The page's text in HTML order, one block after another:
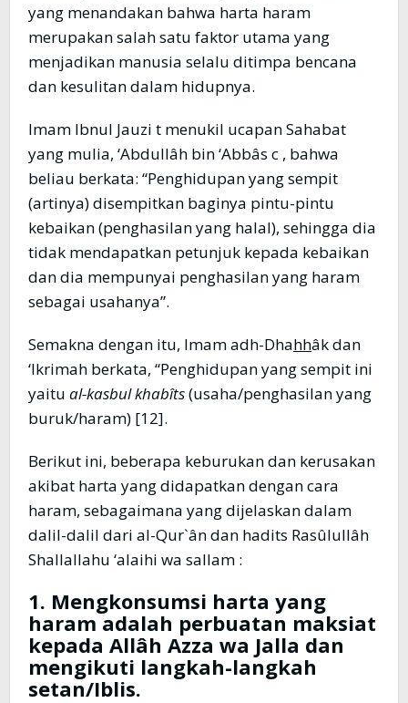
yang menandakan bahwa harta haram
merupakan salah satu faktor utama yang
menjadikan manusia selalu ditimpa bencana
dan kesulitan dalam hidupnya.
Imam Ibnul Jauzi t menukil ucapan Sahabat
yang mulia, ‘Abdullâh bin ‘Abbâs c , bahwa
beliau berkata: “Penghidupan yang sempit
(artinya) disempitkan baginya pintu-pintu
kebaikan (penghasilan yang halal), sehingga dia
tidak mendapatkan petunjuk kepada kebaikan
dan dia mempunyai penghasilan yang haram
sebagai usahanya”.
Semakna dengan itu, Imam adh-Dhahhâk dan
‘Ikrimah berkata, “Penghidupan yang sempit ini
yaitu al-kasbul khabîts(usaha/penghasilan yang
buruk/haram) [12].
Berikut ini, beberapa keburukan dan kerusakan
akibat harta yang didapatkan dengan cara
haram, sebagaimana yang dijelaskan dalam
dalil-dalil dari al-Qur`ân dan hadits Rasûlullâh
Shallallahu ‘alaihi wa sallam :
1. Mengkonsumsi harta yang
haram adalah perbuatan maksiat
kepada Allâh Azza wa Jalla dan
mengikuti langkah-langkah
setan/Iblis.